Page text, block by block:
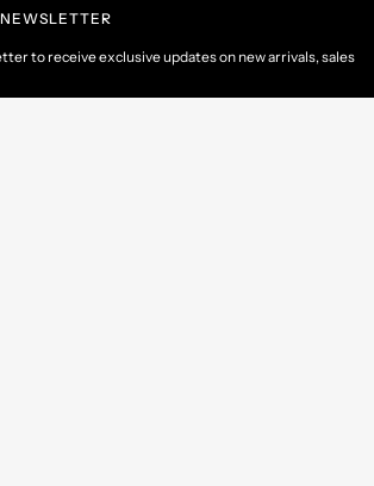
to receive exclusive updates on new arrivals, sales